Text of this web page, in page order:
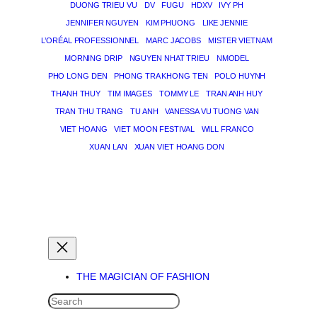
DUONG TRIEU VU DV FUGU HDXV IVY PH
JENNIFER NGUYEN KIM PHUONG LIKE JENNIE
L’ORÉAL PROFESSIONNEL MARC JACOBS MISTER VIETNAM
MORNING DRIP NGUYEN NHAT TRIEU NMODEL
PHO LONG DEN PHONG TRA KHONG TEN POLO HUYNH
THANH THUY TIM IMAGES TOMMY LE TRAN ANH HUY
TRAN THU TRANG TU ANH VANESSA VU TUONG VAN
VIET HOANG VIET MOON FESTIVAL WILL FRANCO
XUAN LAN XUAN VIET HOANG DON
THE MAGICIAN OF FASHION
SEARCH